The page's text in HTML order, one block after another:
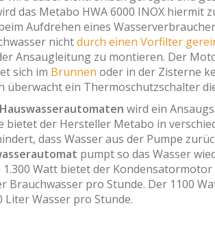
das Metabo HWA 6000 INOX hiermit
Aufdrehen eines
nichtdurch einen Vorfilter
Ansaugleitung zu montieren. Der
sich im Brunnen oder in der Zisterne
überwacht ein Thermoschutzschalter
wird ein
der Hersteller Metabo in
dass Wasser aus der Pumpe
pumpt so das Wasser
Watt bietet der
pro Stunde. Der 1100
Wasser pro Stunde.